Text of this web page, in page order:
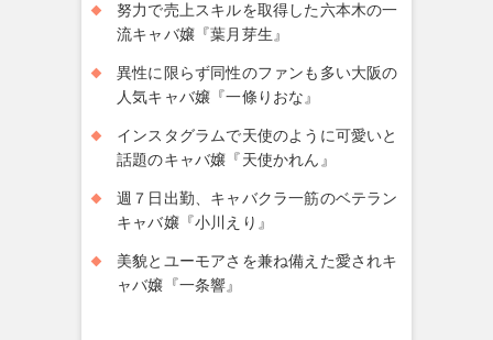
努力で売上スキルを取得した六本木の一
流キャバ嬢『葉月芽生』
異性に限らず同性のファンも多い大阪の
人気キャバ嬢『一條りおな』
インスタグラムで天使のように可愛いと
話題のキャバ嬢『天使かれん』
週７日出勤、キャバクラ一筋のベテラン
キャバ嬢『小川えり』
美貌とユーモアさを兼ね備えた愛されキ
ャバ嬢『一条響』